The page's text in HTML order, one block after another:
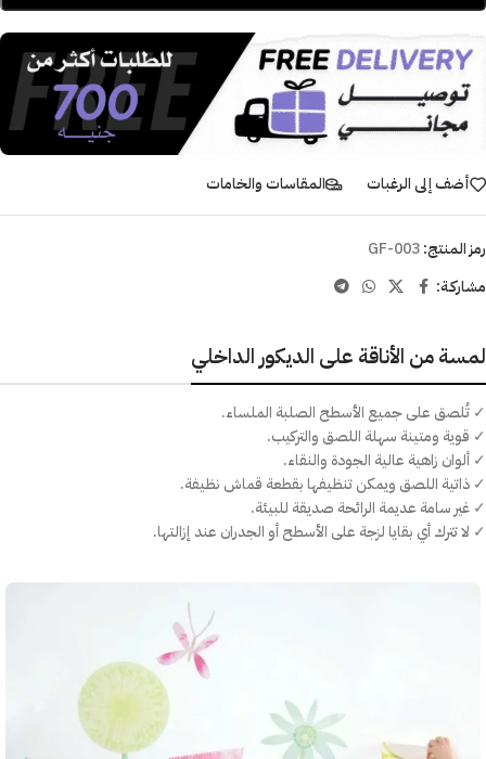
أضف إلى الرغبات المقاسات والخامات
رمز المنتج:GF-003
مشاركـة:
لمسة من الأناقة على الديكور الداخلي
✓ تُلصق على جميع الأسطح الصلبة الملساء.
✓ قوية ومتينة سهلة اللصق والتركيب.
✓ ألوان زاهية عالية الجودة والنقاء.
✓ ذاتية اللصق ويمكن تنظيفها بقطعة قماش نظيفة.
✓ غير سامة عديمة الرائحة صديقة للبيئة.
✓ لا تترك أي بقايا لزجة على الأسطح أو الجدران عند إزالتها.